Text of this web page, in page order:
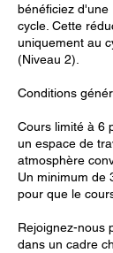
bénéficiez d'une
cycle. Cette
uniquement au
(Niveau 2).
Conditions
Cours limité à 6
un espace de
atmosphère
Un minimum de
pour que le
Rejoignez-nous
dans un cadre